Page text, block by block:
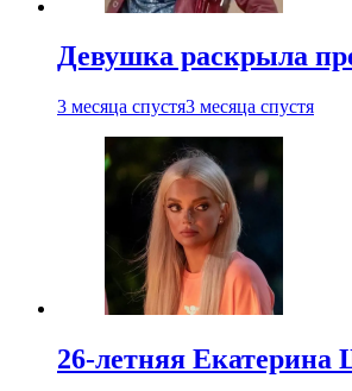
Девушка раскрыла
3 месяца спустя3 месяца спустя
26-летняя Екатерина